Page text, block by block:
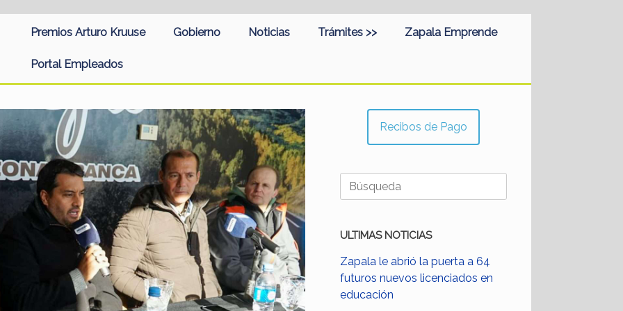
Premios Arturo Kruuse Gobierno Noticias Trámites >> Zapala Emprende
Portal Empleados
Recibos de Pago
Buscar:
ULTIMAS NOTICIAS
Zapala le abrió la puerta a 64
futuros nuevos licenciados en
educación